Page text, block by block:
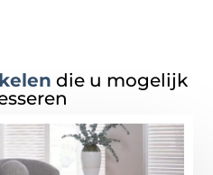
die u mogelijk